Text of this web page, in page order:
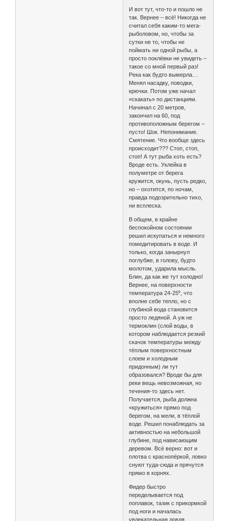
И вот тут, что-то и пошло не
так. Вернее – всё! Никогда не
считал себя каким-то мега-
рыболовом, но, чтобы за
сутки не то, чтобы не
поймать ни одной рыбы, а
просто поклёвки не увидеть –
такое со мной первый раз!
Река как будто вымерла…
Менял насадку, поводки,
крючки. Потом уже начал
«скакать» по дистанциям.
Начинал с 20 метров,
закончил на 60, под
противоположным берегом –
пусто! Шок. Непонимание.
Смятение. Что вообще здесь
происходит??? Стоп, стоп,
стоп! А тут рыба хоть есть?
Вроде есть. Уклейка в
полуметре от берега
кружится, окунь, пусть редко,
но – охотится, по ночам,
правда подозрительно тихо,
ни всплеска.
В общем, в крайне
беспокойном состоянии
решил искупаться и немного
помедитировать в воде. И
только, когда занырнул
поглубже, в голову, будто
молотом, ударила мысль.
Блин, да как же тут холодно!
Вернее, на поверхности
температура 24-25⁰, что
вполне себе тепло, но с
глубиной вода становится
просто ледяной. А уж не
термоклин (слой воды, в
котором наблюдается резкий
скачок температуры между
тёплым поверхностным
слоем и холодным
придонным) ли тут
образовался? Вроде бы для
реки вещь невозможная, но
течения-то здесь нет.
Получается, рыба должна
«кружиться» прямо под
берегом, на мели, в тёплой
воде. Решил понаблюдать за
активностью на небольшой
глубине, под нависающим
деревом. Всё верно: вот и
плотва с краснопёркой, ловко
снуют туда-сюда и прячутся
прямо в корнях.
Фидер быстро
переделывается под
поплавок, тазик с прикормкой
под ноги и началась
увлекательная ловля